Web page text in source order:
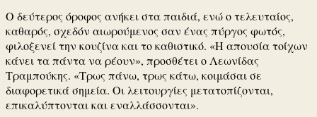
Ο δεύτερος όροφος ανήκει στα παιδιά, ενώ ο τελευταίος,
καθαρός, σχεδόν αιωρούμενος σαν ένας πύργος φωτός,
φιλοξενεί την κουζίνα και το καθιστικό. «Η απουσία τοίχων
κάνει τα πάντα να ρέουν», προσθέτει ο Λεωνίδας
Τραμπούκης. «Τρως πάνω, τρως κάτω, κοιμάσαι σε
διαφορετικά σημεία. Οι λειτουργίες μετατοπίζονται,
επικαλύπτονται και εναλλάσσονται».